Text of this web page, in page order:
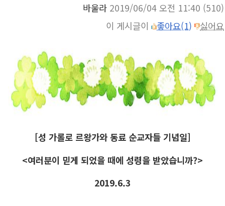
바울라 2019/06/04 오전 11:40 (510)
이 게시글이
좋아요(1) 싫어요
[성 가롤로 르왕가와 동료 순교자들 기념일]
<여러분이 믿게 되었을 때에 성령을 받았습니까?>
2019.6.3